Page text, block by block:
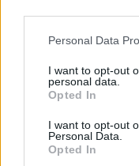
Personal Data
I want to opt-out
personal data.
Opted In
I want to opt-out
Personal Data.
Opted In
pronásledovali
jejich loď, která
patřící nadaci